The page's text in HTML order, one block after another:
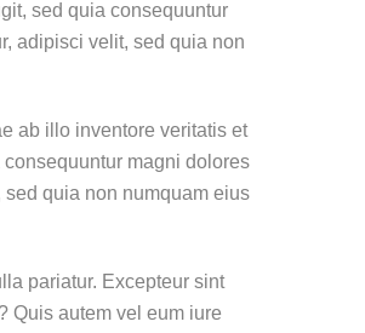
sed quia consequuntur
adipisci velit, sed quia non
ab illo inventore veritatis et
magni dolores
quia non numquam eius
pariatur. Excepteur sint
Quis autem vel eum iure